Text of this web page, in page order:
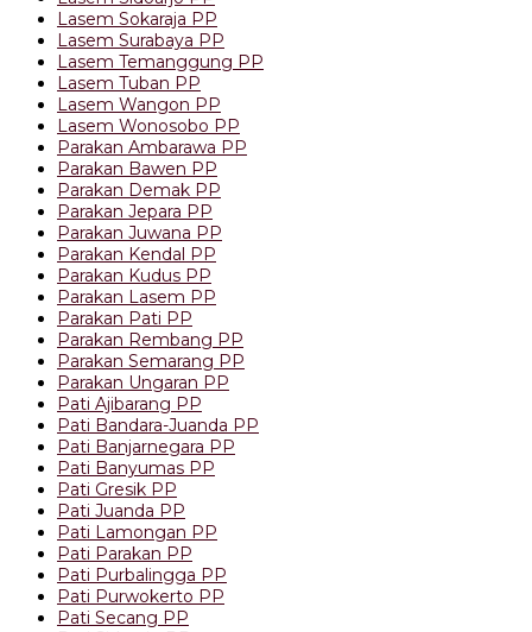
Lasem Sokaraja PP
Lasem Surabaya PP
Lasem Temanggung PP
Lasem Tuban PP
Lasem Wangon PP
Lasem Wonosobo PP
Parakan Ambarawa PP
Parakan Bawen PP
Parakan Demak PP
Parakan Jepara PP
Parakan Juwana PP
Parakan Kendal PP
Parakan Kudus PP
Parakan Lasem PP
Parakan Pati PP
Parakan Rembang PP
Parakan Semarang PP
Parakan Ungaran PP
Pati Ajibarang PP
Pati Bandara-Juanda PP
Pati Banjarnegara PP
Pati Banyumas PP
Pati Gresik PP
Pati Juanda PP
Pati Lamongan PP
Pati Parakan PP
Pati Purbalingga PP
Pati Purwokerto PP
Pati Secang PP